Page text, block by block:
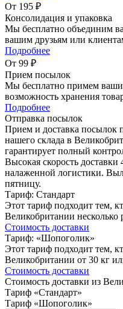
От 195 ₽
Консолидация и упаковка
Мы бесплатно объединим
вашим друзьям или
Подробнее
От 99 ₽
Прием посылок
Мы бесплатно примем ваши
возможность хранения
Подробнее
Отправка посылок
Прием и доставка посылок
нашего склада в
гарантирует полный
Высокая скорость доставки
налаженной логистики.
пятницу.
Тариф: Стандарт
Этот тариф подходит тем,
Великобритании несколько
Стоимость доставки
Тариф: «Шопоголик»
Этот тариф подходит тем,
Великобритании от 30 кг
Стоимость доставки
Стоимость доставки из
Тариф «Стандарт»
Тариф «Шопоголик»